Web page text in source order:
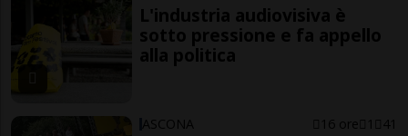
L'industria audiovisiva è
sotto pressione e fa appello
alla politica
ASCONA 16 ore 1 41